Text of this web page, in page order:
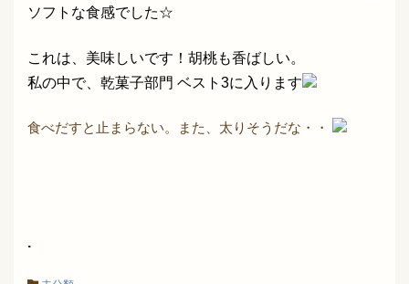
ソフトな食感でした☆
これは、美味しいです！胡桃も香ばしい。
私の中で、乾菓子部門 ベスト3に入ります
食べだすと止まらない。また、太りそうだな・・
.